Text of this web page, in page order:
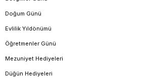
Doğum Günü
Evlilik Yıldönümü
Öğretmenler Günü
Mezuniyet Hediyeleri
Düğün Hediyeleri